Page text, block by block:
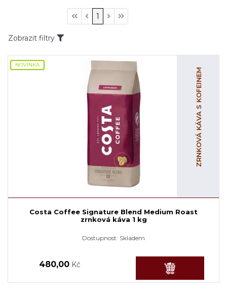
1
Zobrazit filtry
NOVINKA
ZRNKOVÁ KÁVA S KOFEINEM
Costa Coffee Signature Blend Medium Roast
zrnková káva 1 kg
Dostupnost: Skladem
480,00 Kč